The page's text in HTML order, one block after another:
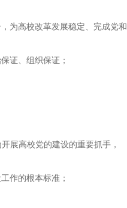
为高校改革发展稳定、完成党和
证、组织保证；
展高校党的建设的重要抓手，
作的根本标准；